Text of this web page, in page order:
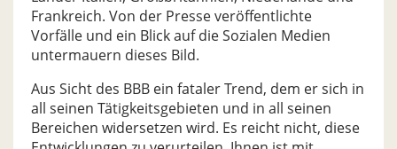
Frankreich. Von der Presse veröffentlichte
Vorfälle und ein Blick auf die Sozialen Medien
untermauern dieses Bild.
Aus Sicht des BBB ein fataler Trend, dem er sich in
all seinen Tätigkeitsgebieten und in all seinen
Bereichen widersetzen wird. Es reicht nicht, diese